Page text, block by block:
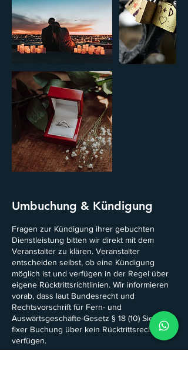
Umbuchung & Kündigung
Fragen zur Kündigung ihrer gebuchten
Dienstleistung bitten wir direkt mit dem
Veranstalter zu klären. Veranstalter
entscheiden selbst, ob eine Kündigung
möglich ist und verfügen in der Regel über
eigene Rücktrittsrichtlinien. Wir informieren
vorab, dass laut Bundesrecht und
Rechtsvorschrift für Fern- und
Auswärtsgeschäfte-Gesetz § 18 (10) Sie nach
fixer Buchung über kein Rücktrittsrecht
verfügen.